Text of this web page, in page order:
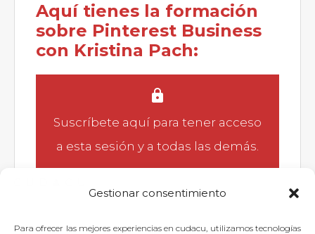
Gestionar consentimiento
Para ofrecer las mejores experiencias en cudacu, utilizamos tecnologías
Aquí tienes la formación
sobre Pinterest Business
con Kristina Pach:
Suscríbete aquí para tener acceso
a esta sesión y a todas las demás.